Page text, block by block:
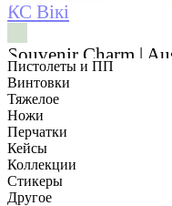
КС Вікі
Souvenir Charm |
Пистолеты и ПП
Винтовки
Тяжелое
Ножи
Перчатки
Кейсы
Коллекции
Стикеры
Другое